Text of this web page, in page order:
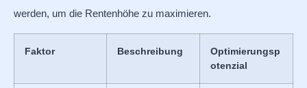
werden, um die Rentenhöhe zu maximieren.
Faktor Beschreibung
Optimierungsp
otenzial